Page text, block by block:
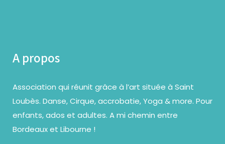
A propos
Association qui réunit grâce à l’art située à Saint
Loubès. Danse, Cirque, accrobatie, Yoga & more. Pour
enfants, ados et adultes. A mi chemin entre
Bordeaux et Libourne !